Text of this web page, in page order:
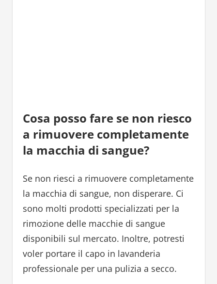
Cosa posso fare se non riesco
a rimuovere completamente
la macchia di sangue?
Se non riesci a rimuovere completamente
la macchia di sangue, non disperare. Ci
sono molti prodotti specializzati per la
rimozione delle macchie di sangue
disponibili sul mercato. Inoltre, potresti
voler portare il capo in lavanderia
professionale per una pulizia a secco.